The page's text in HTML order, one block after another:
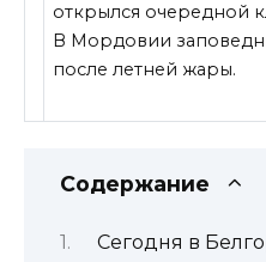
открылся очередной
В Мордовии
после летней жары.
Содержание
Сегодня в